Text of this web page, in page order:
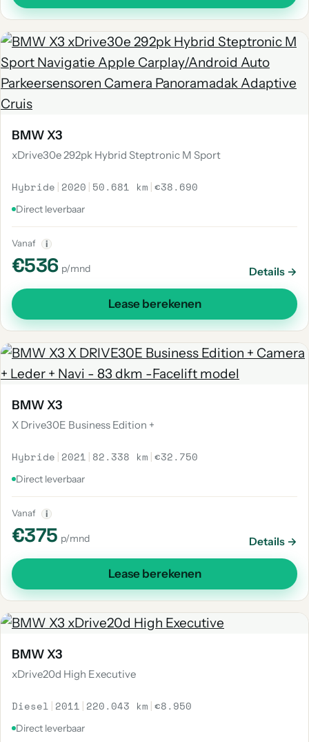
BMW X3
xDrive30e 292pk Hybrid Steptronic M Sport
Hybride | 2020 | 50.681 km |€38.690
Direct leverbaar
Vanaf i
€536 p/mnd Details →
Lease berekenen
BMW X3
X Drive30E Business Edition +
Hybride | 2021 | 82.338 km |€32.750
Direct leverbaar
Vanaf i
€375 p/mnd Details →
Lease berekenen
BMW X3
xDrive20d High Executive
Diesel | 2011 | 220.043 km |€8.950
Direct leverbaar